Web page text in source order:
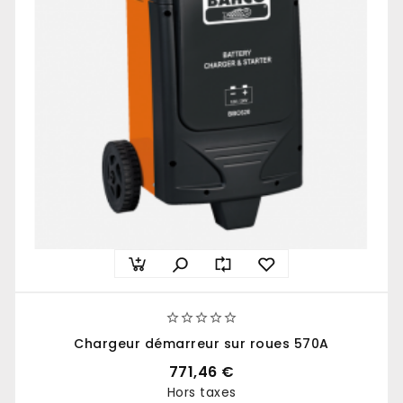

Chargeur démarreur sur roues 570A
771,46 €
Hors taxes